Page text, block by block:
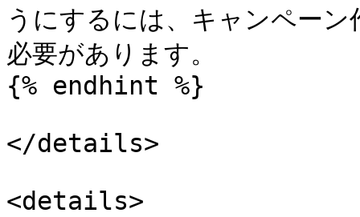
うにするには、キャンペー
必要があります。
{% endhint %}
</details>
<details>